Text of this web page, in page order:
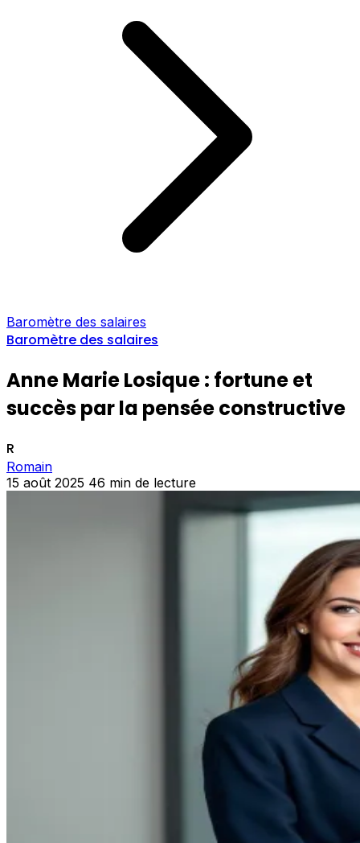
Baromètre des salaires
Baromètre des salaires
Anne Marie Losique : fortune et
succès par la pensée constructive
R
Romain
15 août 2025 46 min de lecture